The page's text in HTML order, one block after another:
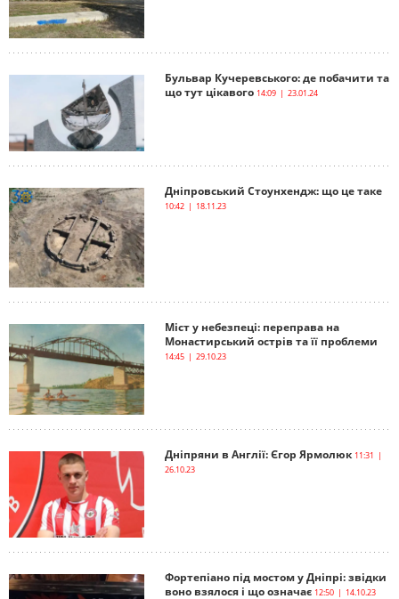
Бульвар Кучеревського: де побачити та
що тут цікавого 14:09 | 23.01.24
Дніпровський Стоунхендж: що це таке
10:42 | 18.11.23
Міст у небезпеці: переправа на
Монастирський острів та її проблеми
14:45 | 29.10.23
Дніпряни в Англії: Єгор Ярмолюк 11:31 |
26.10.23
Фортепіано під мостом у Дніпрі: звідки
воно взялося і що означає 12:50 | 14.10.23